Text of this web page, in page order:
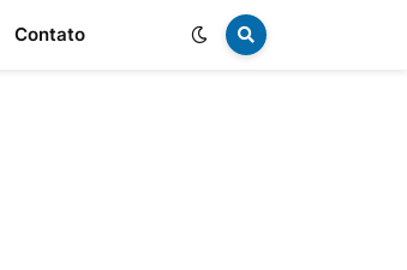
Contato